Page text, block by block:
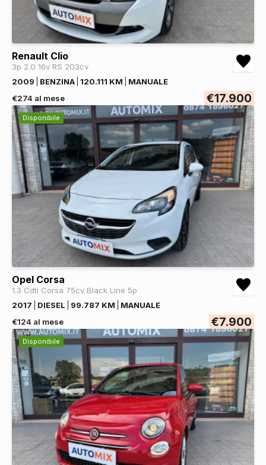
Renault Clio
3p 2.0 16v RS 203cv
2009
BENZINA 120.111 KM
MANUALE
€274 al mese
€17.900
Disponibile
Opel Corsa
1.3 Cdti Corsa 75cv Black Line 5p
2017
DIESEL 99.787 KM
MANUALE
€124 al mese
€7.900
Disponibile